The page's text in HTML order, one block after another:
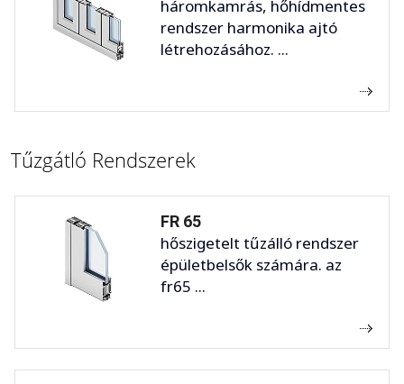
háromkamrás, hőhídmentes
rendszer harmonika ajtó
létrehozásához. ...
Tűzgátló Rendszerek
FR 65
hőszigetelt tűzálló rendszer
épületbelsők számára. az
fr65 ...